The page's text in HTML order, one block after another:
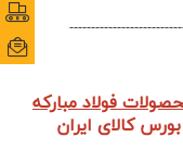
فولاد مبارکه
کالای ایران